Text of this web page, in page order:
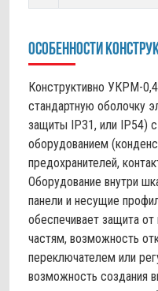
Особенности
Конструктивно УКРМ-
стандартную оболочку
защиты IP31, или IP54)
оборудованием
предохранителей,
Оборудование внутри
панели и несущие
обеспечивает защита
частям, возможность
переключателем или
возможность создания